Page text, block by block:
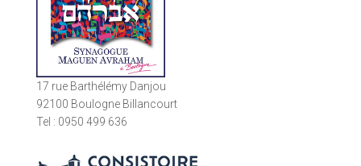
17 rue Barthélémy Danjou
92100 Boulogne Billancourt
Tel : 0950 499 636